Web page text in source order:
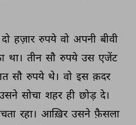
दो हज़ार रुपये वो अपनी बीवी
था। तीन सौ रुपये उस एजेंट
सौ रुपये थे। वो इस क़दर
सोचा शहर ही छोड़ दे।
रहा। आख़िर उसने फ़ैसला